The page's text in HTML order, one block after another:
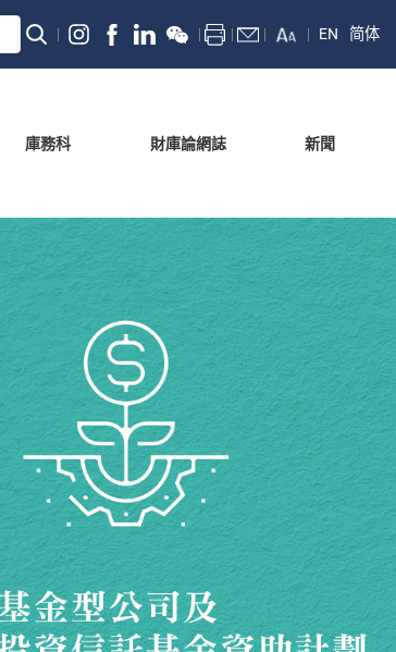
EN 简体
庫務科 財庫論網誌 新聞